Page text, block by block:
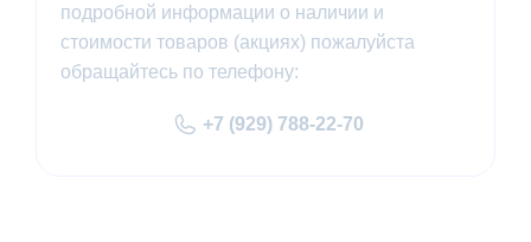
подробной информации о наличии и
стоимости товаров (акциях) пожалуйста
обращайтесь по телефону:
+7 (929) 788-22-70